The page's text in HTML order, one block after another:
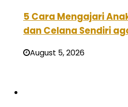
5 Cara Mengajari
dan Celana Sendiri
August 5, 2026